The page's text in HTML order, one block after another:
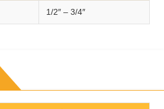
1/2″ – 3/4″